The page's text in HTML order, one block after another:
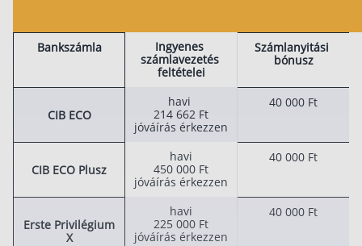
Bankszámla
Ingyenes
számlavezetés
feltételei
Számlanyitási
bónusz
CIB ECO
havi
214 662 Ft
jóváírás érkezzen
40 000 Ft
CIB ECO Plusz
havi
450 000 Ft
jóváírás érkezzen
40 000 Ft
Erste Privilégium
X
havi
225 000 Ft
jóváírás érkezzen
40 000 Ft